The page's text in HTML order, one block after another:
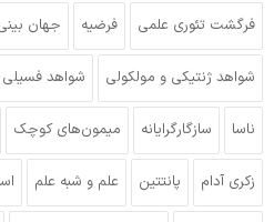
فرگشت تئوری علمی فرضیه جهان
شواهد ژنتیکی و مولکولی شواهد فسیلی
ناسا سازگارگرایانه میمون‌های کوچک
زکری آدام پانتتین علم و شبه علم